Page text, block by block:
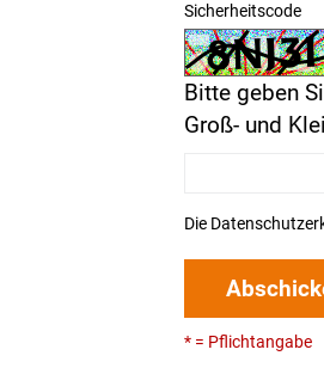
Sicherheitscode
Bitte geben
Groß- und
Die
* = Pflichtangabe